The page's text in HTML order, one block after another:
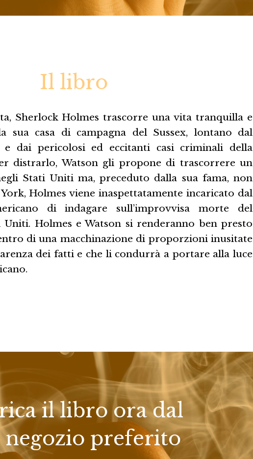
Il libro
Sherlock Holmes trascorre una vita tranquilla e
sua casa di campagna del Sussex, lontano dal
e dai pericolosi ed eccitanti casi criminali della
distrarlo, Watson gli propone di trascorrere un
Stati Uniti ma, preceduto dalla sua fama, non
Holmes viene inaspettatamente incaricato dal
di indagare sull’improvvisa morte del
Uniti. Holmes e Watson si renderanno ben presto
di una macchinazione di proporzioni inusitate
dei fatti e che li condurrà a portare alla luce
il libro ora dal
negozio preferito